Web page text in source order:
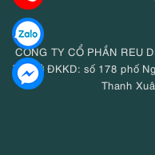
CÔNG TY CỔ PHẦN REU
Trụ sở ĐKKD: số 178 phố
Thanh